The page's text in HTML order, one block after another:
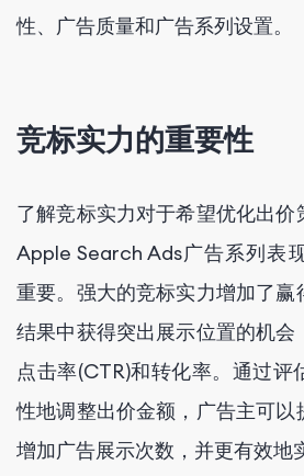
性、广告质量和广告系列设置。
竞标实力的重要性
了解竞标实力对于希望优化出
Apple Search Ads广告系列表
重要。强大的竞标实力增加了赢
结果中获得突出展示位置的机会
点击率(CTR)和转化率。通过评
性地调整出价金额，广告主可以
增加广告展示次数，并更有效地